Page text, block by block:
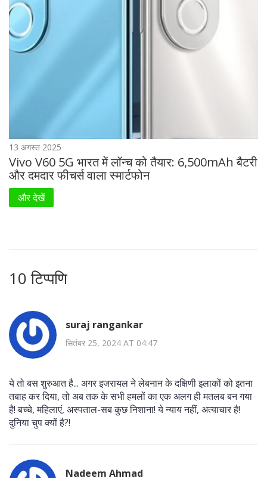
13 अगस्त 2025
Vivo V60 5G भारत में लॉन्च को तैयार: 6,500mAh बैटरी
और दमदार फीचर्स वाला स्मार्टफोन
और देखें
10 टिप्पणि
suraj rangankar
सितंबर 25, 2024 AT 04:47
ये तो बस शुरुआत है... अगर इजरायल ने लेबनान के दक्षिणी इलाकों को इतना
तबाह कर दिया, तो अब तक के सभी हमलों का एक अलग ही मतलब बन गया
है! बच्चे, महिलाएं, अस्पताल-सब कुछ निशाना! ये न्याय नहीं, अत्याचार है!
दुनिया चुप क्यों है?!
Nadeem Ahmad